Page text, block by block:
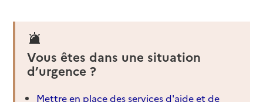
Vous êtes dans une situation
d’urgence ?
Mettre en place des services d'aide et de